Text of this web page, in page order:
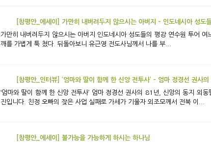
[참평안_에세이] 가만히 내버려두지 않으시는 아버지 - 인도네시아 성도
가만히 내버려두지 않으시는 아버지 인도네시아 성도들의 평강 연수원 투어 여느 때와 같이 주일 2부 예배를 드리러 모리아 성전에 들어가려던 참이었다. 누군가 나의 어
깨를 가볍게 툭 쳤다. 뒤돌아보니 유근영 전도사님께서 나를 부...
[참평안_인터뷰] ‘엄마와 딸이 함께 한 신앙 전투사’ - 엄마 정경선 권사
‘엄마와 딸이 함께 한 신앙 전투사’ 엄마 정경선 권사의 81년, 신앙의 동지 외동딸 최현 권사의 55년 이야기 말씀을 처음 만
진입니다. 친정 오빠의 잦은 사업 실패로 가세가 기울자 외조모께서 전북 이...
[참평안_에세이] 불가능을 가능하게 하시는 하나님